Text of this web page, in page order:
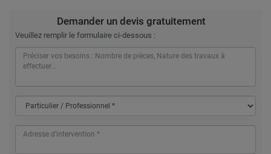
Demander un devis gratuitement
Veuillez remplir le formulaire ci-dessous :